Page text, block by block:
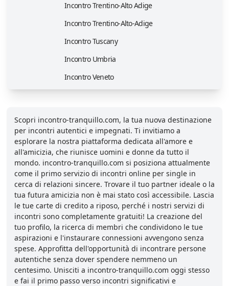
Incontro Trentino-Alto Adige
Incontro Trentino-Alto-Adige
Incontro Tuscany
Incontro Umbria
Incontro Veneto
Scopri incontro-tranquillo.com, la tua nuova destinazione
per incontri autentici e impegnati. Ti invitiamo a
esplorare la nostra piattaforma dedicata all'amore e
all'amicizia, che riunisce uomini e donne da tutto il
mondo. incontro-tranquillo.com si posiziona attualmente
come il primo servizio di incontri online per single in
cerca di relazioni sincere. Trovare il tuo partner ideale o la
tua futura amicizia non è mai stato così accessibile. Lascia
le tue carte di credito a riposo, perché i nostri servizi di
incontri sono completamente gratuiti! La creazione del
tuo profilo, la ricerca di membri che condividono le tue
aspirazioni e l'instaurare connessioni avvengono senza
spese. Approfitta dell'opportunità di incontrare persone
autentiche senza dover spendere nemmeno un
centesimo. Unisciti a incontro-tranquillo.com oggi stesso
e fai il primo passo verso incontri significativi e